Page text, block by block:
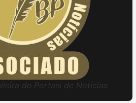
de Portais de Notícias